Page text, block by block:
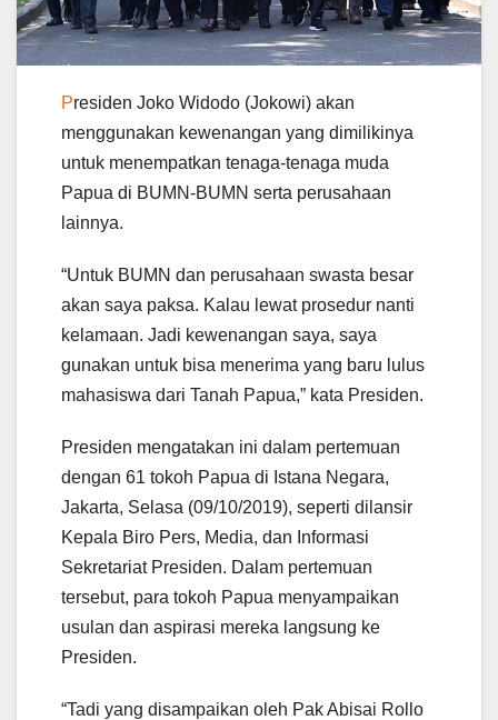
Presiden Joko Widodo (Jokowi) akan
menggunakan kewenangan yang dimilikinya
untuk menempatkan tenaga-tenaga muda
Papua di BUMN-BUMN serta perusahaan
lainnya.
“Untuk BUMN dan perusahaan swasta besar
akan saya paksa. Kalau lewat prosedur nanti
kelamaan. Jadi kewenangan saya, saya
gunakan untuk bisa menerima yang baru lulus
mahasiswa dari Tanah Papua,” kata Presiden.
Presiden mengatakan ini dalam pertemuan
dengan 61 tokoh Papua di Istana Negara,
Jakarta, Selasa (09/10/2019), seperti dilansir
Kepala Biro Pers, Media, dan Informasi
Sekretariat Presiden. Dalam pertemuan
tersebut, para tokoh Papua menyampaikan
usulan dan aspirasi mereka langsung ke
Presiden.
“Tadi yang disampaikan oleh Pak Abisai Rollo